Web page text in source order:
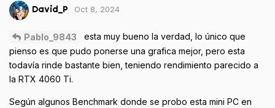
David_P Oct 8, 2024
Pablo_9843
esta muy bueno la verdad, lo único que
pienso es que pudo ponerse una grafica mejor, pero esta
todavía rinde bastante bien, teniendo rendimiento parecido a
la RTX 4060 Ti.
Según algunos Benchmark donde se probo esta mini PC en